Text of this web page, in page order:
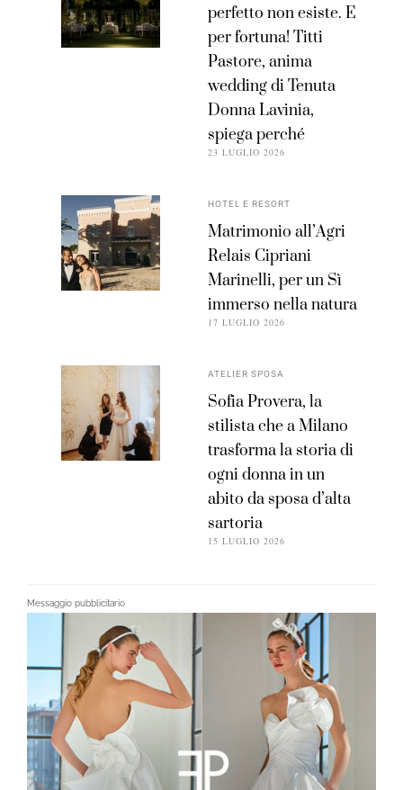
perfetto non esiste. E
per fortuna! Titti
Pastore, anima
wedding di Tenuta
Donna Lavinia,
spiega perché
23 LUGLIO 2026
HOTEL E RESORT
Matrimonio all’Agri
Relais Cipriani
Marinelli, per un Sì
immerso nella natura
17 LUGLIO 2026
ATELIER SPOSA
Sofia Provera, la
stilista che a Milano
trasforma la storia di
ogni donna in un
abito da sposa d’alta
sartoria
15 LUGLIO 2026
Messaggio pubblicitario